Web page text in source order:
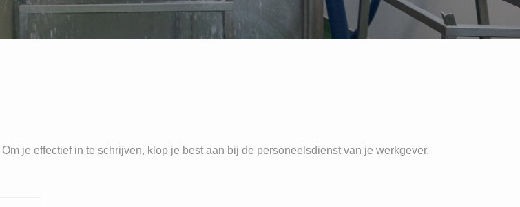
je effectief in te schrijven, klop je best aan bij de personeelsdienst van je werkgever.